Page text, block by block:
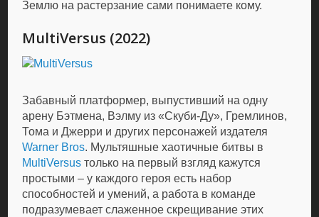
Землю на растерзание сами понимаете кому.
MultiVersus (2022)
Забавный платформер, выпустивший на одну
арену Бэтмена, Вэлму из «Скуби-Ду», Гремлинов,
Тома и Джерри и других персонажей издателя
Warner Bros. Мультяшные хаотичные битвы в
MultiVersus только на первый взгляд кажутся
простыми – у каждого героя есть набор
способностей и умений, а работа в команде
подразумевает слаженное скрещивание этих